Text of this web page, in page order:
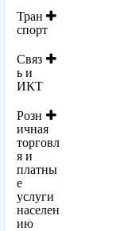
Тран
спорт
Связ
ь и
ИКТ
Розн
ичная
торговл
я и
платны
е
услуги
населен
ию